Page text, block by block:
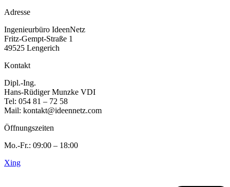
Adresse
Ingenieurbüro IdeenNetz
Fritz-Gempt-Straße 1
49525 Lengerich
Kontakt
Dipl.-Ing.
Hans-Rüdiger Munzke VDI
Tel: 054 81 – 72 58
Mail: kontakt@ideennetz.com
Öffnungszeiten
Mo.-Fr.: 09:00 – 18:00
Xing